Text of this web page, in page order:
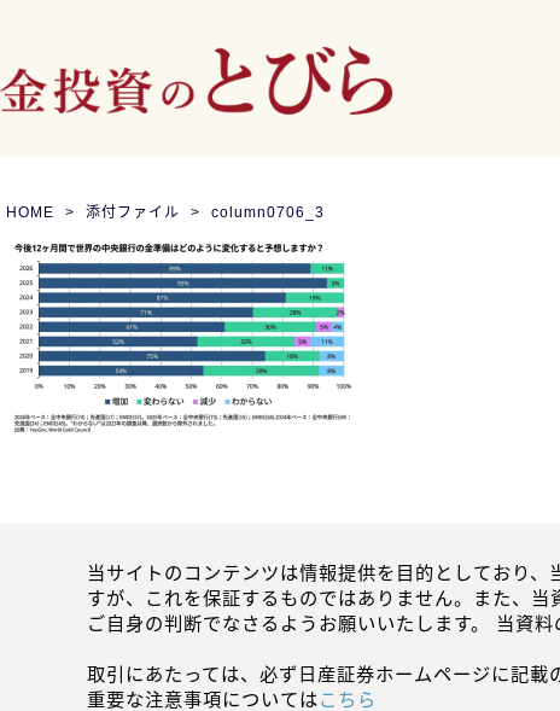
HOME 添付ファイル column0706_3
当サイトのコンテンツは情報提供を目的としており
すが、これを保証するものではありません。また、
ご自身の判断でなさるようお願いいたします。 当資
取引にあたっては、必ず日産証券ホームページに記載
重要な注意事項についてはこちら